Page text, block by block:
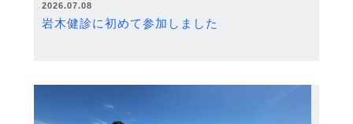
2026.07.08
岩木健診に初めて参加しました